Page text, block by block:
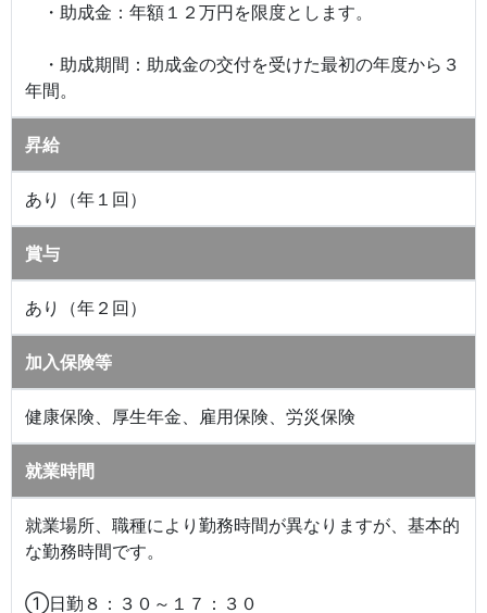
・助成金：年額１２万円を限度とします。
・助成期間：助成金の交付を受けた最初の年度から３
年間。
昇給
あり（年１回）
賞与
あり（年２回）
加入保険等
健康保険、厚生年金、雇用保険、労災保険
就業時間
就業場所、職種により勤務時間が異なりますが、基本的
な勤務時間です。
①日勤８：３０～１７：３０